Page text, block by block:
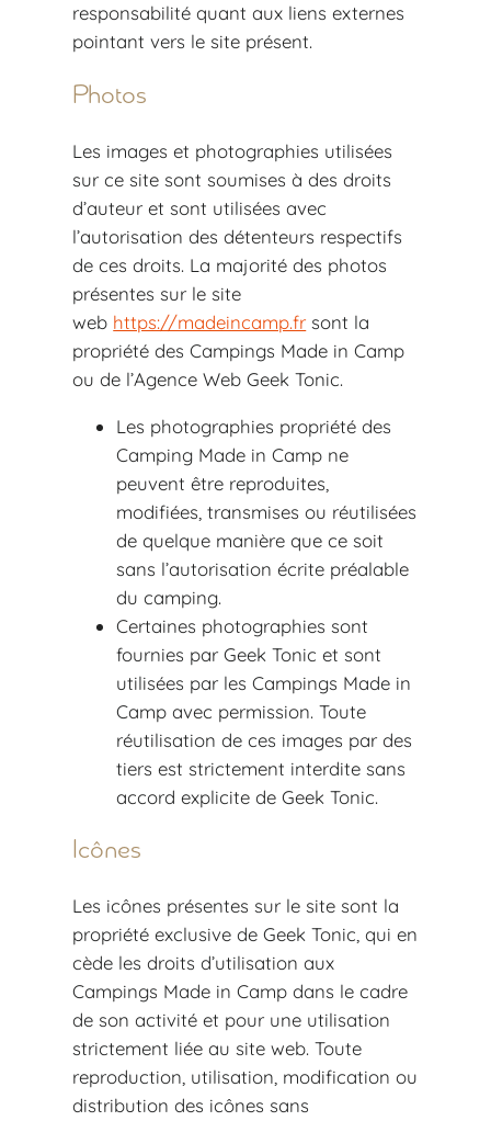
responsabilité quant aux liens externes
pointant vers le site présent.
Photos
Les images et photographies utilisées
sur ce site sont soumises à des droits
d’auteur et sont utilisées avec
l’autorisation des détenteurs respectifs
de ces droits. La majorité des photos
présentes sur le site
web https://madeincamp.fr sont la
propriété des Campings Made in Camp
ou de l’Agence Web Geek Tonic.
Les photographies propriété des
Camping Made in Camp ne
peuvent être reproduites,
modifiées, transmises ou réutilisées
de quelque manière que ce soit
sans l’autorisation écrite préalable
du camping.
Certaines photographies sont
fournies par Geek Tonic et sont
utilisées par les Campings Made in
Camp avec permission. Toute
réutilisation de ces images par des
tiers est strictement interdite sans
accord explicite de Geek Tonic.
Icônes
Les icônes présentes sur le site sont la
propriété exclusive de Geek Tonic, qui en
cède les droits d’utilisation aux
Campings Made in Camp dans le cadre
de son activité et pour une utilisation
strictement liée au site web. Toute
reproduction, utilisation, modification ou
distribution des icônes sans